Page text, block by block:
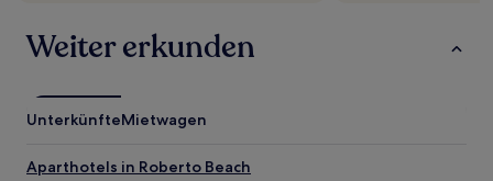
Weiter erkunden
UnterkünfteMietwagen
Aparthotels in Roberto Beach